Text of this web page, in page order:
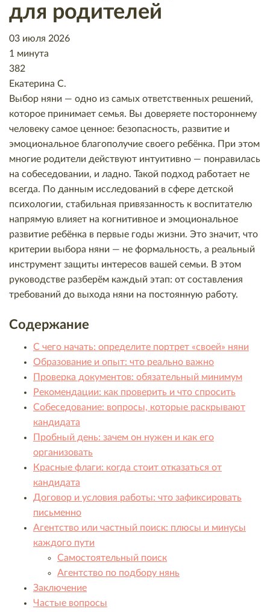
для родителей
03 июля 2026
1 минута
382
Екатерина С.
Выбор няни — одно из самых ответственных решений,
которое принимает семья. Вы доверяете постороннему
человеку самое ценное: безопасность, развитие и
эмоциональное благополучие своего ребёнка. При этом
многие родители действуют интуитивно — понравилась
на собеседовании, и ладно. Такой подход работает не
всегда. По данным исследований в сфере детской
психологии, стабильная привязанность к воспитателю
напрямую влияет на когнитивное и эмоциональное
развитие ребёнка в первые годы жизни. Это значит, что
критерии выбора няни — не формальность, а реальный
инструмент защиты интересов вашей семьи. В этом
руководстве разберём каждый этап: от составления
требований до выхода няни на постоянную работу.
Содержание
С чего начать: определите портрет «своей» няни
Образование и опыт: что реально важно
Проверка документов: обязательный минимум
Рекомендации: как проверить и что спросить
Собеседование: вопросы, которые раскрывают
кандидата
Пробный день: зачем он нужен и как его
организовать
Красные флаги: когда стоит отказаться от
кандидата
Договор и условия работы: что зафиксировать
письменно
Агентство или частный поиск: плюсы и минусы
каждого пути
Самостоятельный поиск
Агентство по подбору нянь
Заключение
Частые вопросы